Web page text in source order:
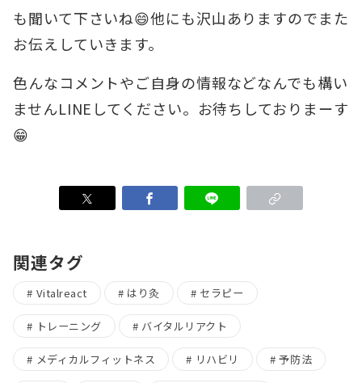
も聞いて下さいね😄他にも沢山ありますのでまた
お伝えしていきます。
色んなコメントやご自身の情報などなんでも構い
ませんLINEしてください。お待ちしておりまーす
😁
関連タグ
Vitalreact はり灸 セラピー
トレーニング バイタルリアクト
メディカルフィットネス リハビリ 予防法